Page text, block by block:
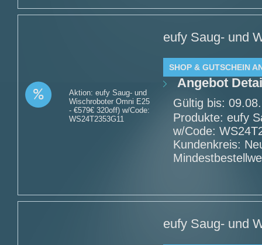
Aktion: eufy Saug- und
Wischroboter Omni E25
- €579€ 320off) w/Code:
WS24T2353G11
eufy Saug- und
SHOP & GUTSCHEIN
Angebot
Gültig bis:
Produkte: eufy
w/Code:
Kundenkreis:
eufy Saug- und